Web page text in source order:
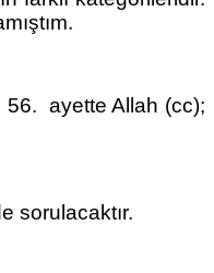
sorulacaktır.